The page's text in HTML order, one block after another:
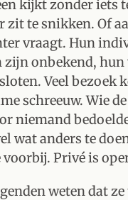
kijkt zonder iets
zit te snikken. Of
vraagt. Hun
zijn onbekend,
Veel bezoek
schreeuw. Wie
niemand
wat anders te
voorbij. Privé is
weten dat